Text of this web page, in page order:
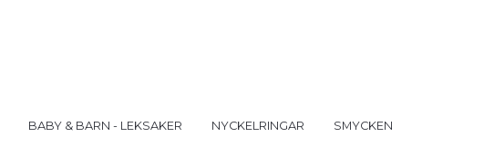
BABY & BARN - LEKSAKER NYCKELRINGAR SMYCKEN